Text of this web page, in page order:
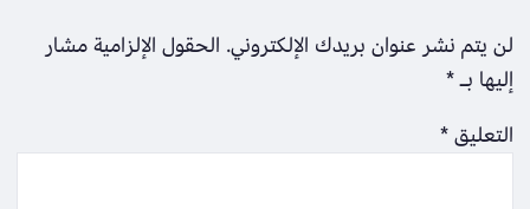
لن يتم نشر عنوان بريدك الإلكتروني. الحقول الإلزامية مشار
إليها بـ*
التعليق*